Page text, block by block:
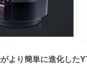
より簡単に進化した